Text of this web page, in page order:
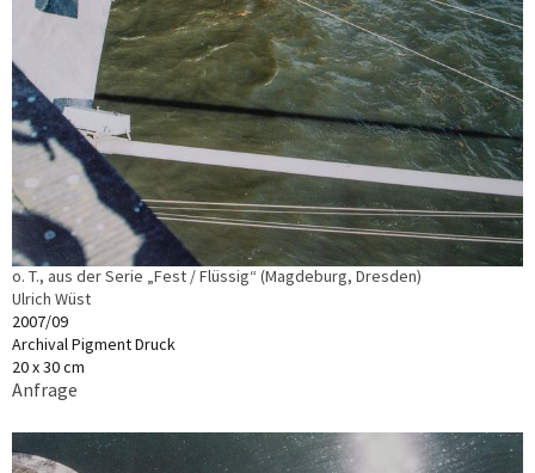
o. T., aus der Serie „Fest / Flüssig“ (Magdeburg, Dresden)
Ulrich Wüst
2007/09
Archival Pigment Druck
20 x 30 cm
Anfrage